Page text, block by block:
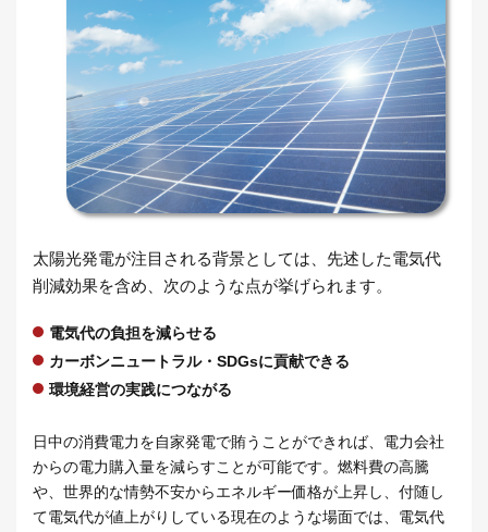
太陽光発電が注目される背景としては、先述した電気代
削減効果を含め、次のような点が挙げられます。
電気代の負担を減らせる
カーボンニュートラル・SDGsに貢献できる
環境経営の実践につながる
日中の消費電力を自家発電で賄うことができれば、電力会社
からの電力購入量を減らすことが可能です。燃料費の高騰
や、世界的な情勢不安からエネルギー価格が上昇し、付随し
て電気代が値上がりしている現在のような場面では、電気代